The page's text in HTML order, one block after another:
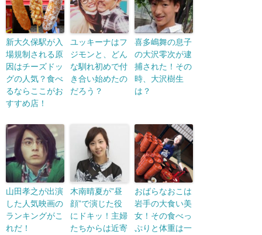
新大久保駅が入
場規制される原
因はチーズドッ
グの人気？食べ
るならここがお
すすめ店！
ユッキーナはフ
ジモンと、どん
な馴れ初めで付
き合い始めたの
だろう？
喜多嶋舞の息子
の大沢零次が逮
捕された！その
時、大沢樹生
は？
山田孝之が出演
した人気映画の
ランキングがこ
れだ！
木南晴夏が”昼
顔”で演じた役
にドキッ！主婦
たちからは近寄
おばらなおこは
岩手の大食い美
女！その食べっ
ぷりと体重は一